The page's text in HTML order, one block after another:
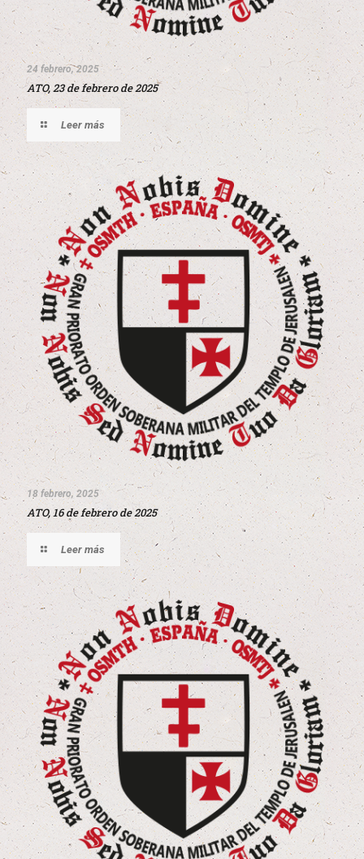
24 febrero, 2025
ATO, 23 de febrero de 2025
Leer más
18 febrero, 2025
ATO, 16 de febrero de 2025
Leer más